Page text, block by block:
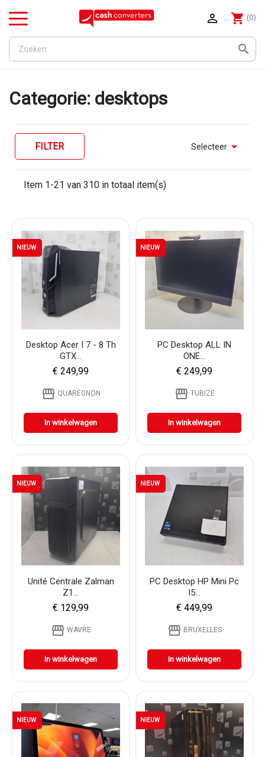

shopping_cart (0)

Menu
Categorie: desktops
FILTER Selecteer
Item 1-21 van 310 in totaal item(s)
Desktop Acer I 7 - 8 Th
GTX...
€ 249,99
storefront QUAREGNON
In winkelwagen
NIEUW
PC Desktop ALL IN
ONE...
€ 249,99
storefront TUBIZE
In winkelwagen
NIEUW
Unité Centrale Zalman
Z1...
€ 129,99
storefront WAVRE
In winkelwagen
NIEUW
PC Desktop HP Mini Pc
I5...
€ 449,99
storefront BRUXELLES
In winkelwagen
NIEUW
NIEUW NIEUW